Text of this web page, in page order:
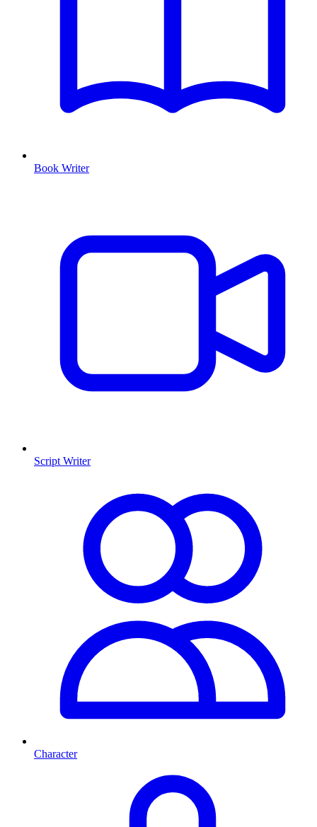
Book Writer
Script Writer
Character